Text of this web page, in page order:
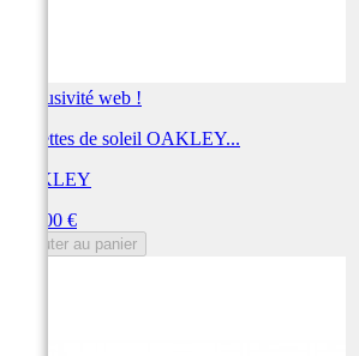
Exclusivité web !
Lunettes de soleil OAKLEY...
OAKLEY
204,00 €
Ajouter au panier